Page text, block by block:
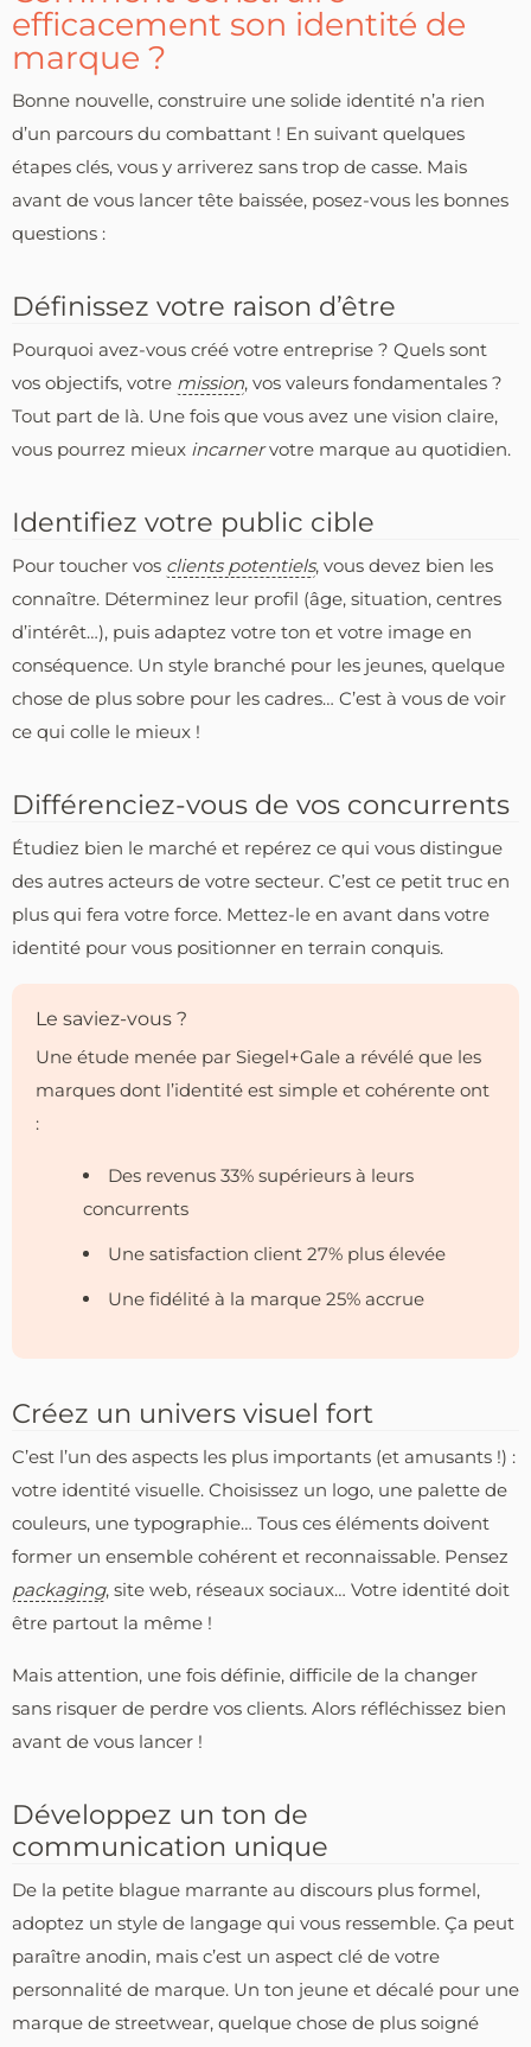
efficacement son identité de
marque ?
Bonne nouvelle, construire une solide identité n’a rien
d’un parcours du combattant ! En suivant quelques
étapes clés, vous y arriverez sans trop de casse. Mais
avant de vous lancer tête baissée, posez-vous les bonnes
questions :
Définissez votre raison d’être
Pourquoi avez-vous créé votre entreprise ? Quels sont
vos objectifs, votre mission, vos valeurs fondamentales ?
Tout part de là. Une fois que vous avez une vision claire,
vous pourrez mieux incarnervotre marque au quotidien.
Identifiez votre public cible
Pour toucher vos clients potentiels, vous devez bien les
connaître. Déterminez leur profil (âge, situation, centres
d’intérêt…), puis adaptez votre ton et votre image en
conséquence. Un style branché pour les jeunes, quelque
chose de plus sobre pour les cadres… C’est à vous de voir
ce qui colle le mieux !
Différenciez-vous de vos concurrents
Étudiez bien le marché et repérez ce qui vous distingue
des autres acteurs de votre secteur. C’est ce petit truc en
plus qui fera votre force. Mettez-le en avant dans votre
identité pour vous positionner en terrain conquis.
Le saviez-vous ?
Une étude menée par Siegel+Gale a révélé que les
marques dont l’identité est simple et cohérente ont
:
Des revenus 33% supérieurs à leurs
concurrents
Une satisfaction client 27% plus élevée
Une fidélité à la marque 25% accrue
Créez un univers visuel fort
C’est l’un des aspects les plus importants (et amusants !) :
votre identité visuelle. Choisissez un logo, une palette de
couleurs, une typographie… Tous ces éléments doivent
former un ensemble cohérent et reconnaissable. Pensez
packaging, site web, réseaux sociaux… Votre identité doit
être partout la même !
Mais attention, une fois définie, difficile de la changer
sans risquer de perdre vos clients. Alors réfléchissez bien
avant de vous lancer !
Développez un ton de
communication unique
De la petite blague marrante au discours plus formel,
adoptez un style de langage qui vous ressemble. Ça peut
paraître anodin, mais c’est un aspect clé de votre
personnalité de marque. Un ton jeune et décalé pour une
marque de streetwear, quelque chose de plus soigné